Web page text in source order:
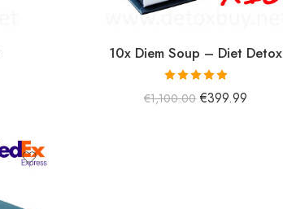
10x Diem Soup – Diet Detox
5 üzerinden
€1,100.00 €399.99